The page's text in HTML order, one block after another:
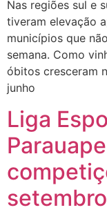
Nas regiões sul e
tiveram elevação
municípios que
semana. Como
óbitos cresceram
junho
Liga
setembro